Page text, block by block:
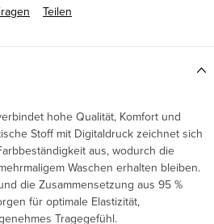
Teilen
hohe Qualität, Komfort und
Stoff mit Digitaldruck zeichnet sich
aus, wodurch die
Waschen erhalten bleiben.
die Zusammensetzung aus 95 %
für optimale Elastizität,
Tragegefühl.